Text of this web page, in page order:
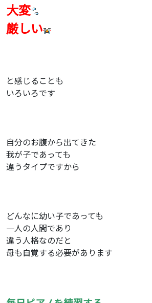
大変
厳しい
と感じることも
いろいろです
自分のお腹から出てきた
我が子であっても
違うタイプですから
どんなに幼い子であっても
一人の人間であり
違う人格なのだと
母も自覚する必要があります